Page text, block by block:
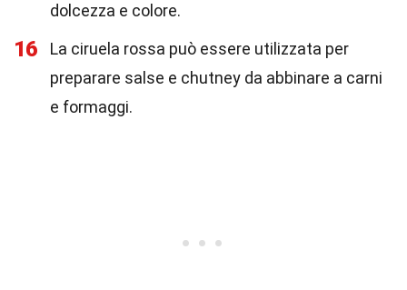
dolcezza e colore.
16
La ciruela rossa può essere utilizzata per
preparare salse e chutney da abbinare a carni
e formaggi.